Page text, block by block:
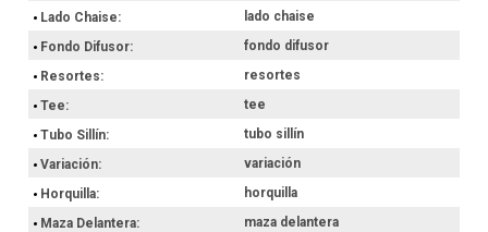
Lado Chaise
lado chaise
Fondo Difusor
fondo difusor
Resortes
resortes
Tee
tee
Tubo Sillín
tubo sillín
Variación
variación
Horquilla
horquilla
Maza Delantera
maza delantera